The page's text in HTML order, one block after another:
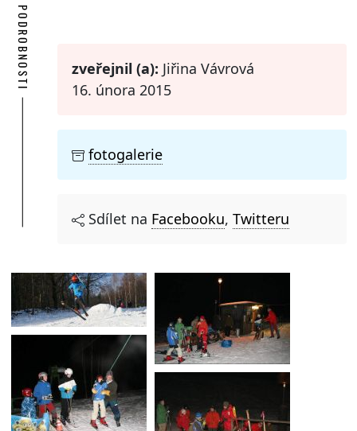
PODROBNOSTI zveřejnil (a): Jiřina Vávrová
16. února 2015
fotogalerie
Sdílet na Facebooku, Twitteru